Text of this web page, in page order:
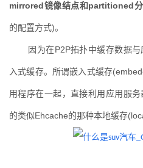
mirrored镜像结点和partitioned
的配置方式)。
因为在P2P拓扑中缓存数据
入式缓存。所谓嵌入式缓存
用程序在一起，直接利用应用服
的类似Ehcache的那种本地缓存